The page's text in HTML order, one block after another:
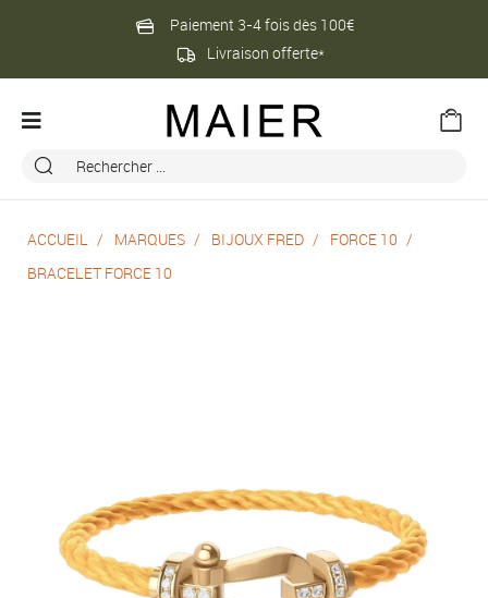
Paiement 3-4 fois dès 100€
Livraison offerte*
ACCUEIL MARQUES BIJOUX FRED
FORCE 10
BRACELET FORCE 10